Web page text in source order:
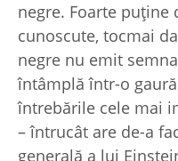
negre. Foarte puține
cunoscute, tocmai
negre nu emit
întâmplă într-o
întrebările cele mai
– întrucât are de-a
generală a lui